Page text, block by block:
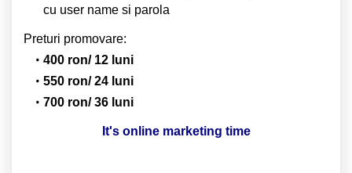
cu user name si parola
Preturi promovare:
400 ron/ 12 luni
550 ron/ 24 luni
700 ron/ 36 luni
It's online marketing time